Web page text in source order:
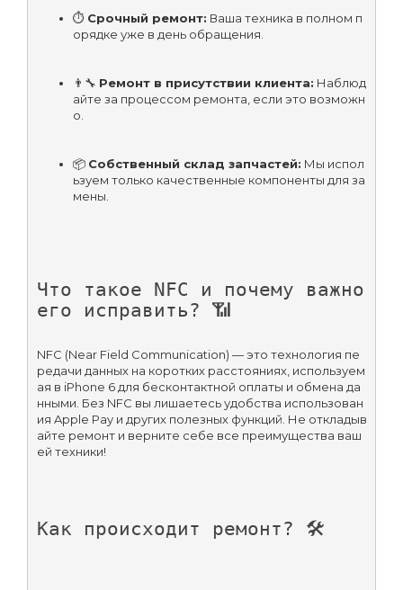
⏱️ Срочный ремонт: Ваша техника в полном п
орядке уже в день обращения.
👨‍🔧 Ремонт в присутствии клиента: Наблюд
айте за процессом ремонта, если это возможн
о.
📦 Собственный склад запчастей: Мы испол
ьзуем только качественные компоненты для за
мены.
Что такое NFC и почему важно
его исправить? 📶
NFC (Near Field Communication) — это технология пе
редачи данных на коротких расстояниях, используем
ая в iPhone 6 для бесконтактной оплаты и обмена да
нными. Без NFC вы лишаетесь удобства использован
ия Apple Pay и других полезных функций. Не откладыв
айте ремонт и верните себе все преимущества ваш
ей техники!
Как происходит ремонт? 🛠️